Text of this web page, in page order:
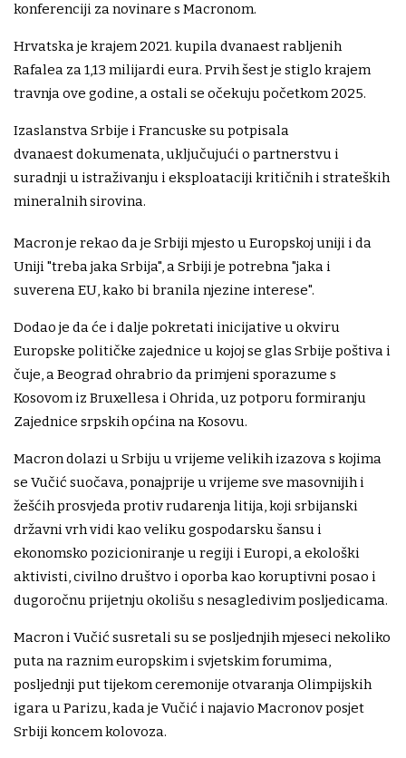
konferenciji za novinare s Macronom.
Hrvatska je krajem 2021. kupila dvanaest rabljenih
Rafalea za 1,13 milijardi eura. Prvih šest je stiglo krajem
travnja ove godine, a ostali se očekuju početkom 2025.
Izaslanstva Srbije i Francuske su potpisala
dvanaest dokumenata, uključujući o partnerstvu i
suradnji u istraživanju i eksploataciji kritičnih i strateških
mineralnih sirovina.
Macron je rekao da je Srbiji mjesto u Europskoj uniji i da
Uniji "treba jaka Srbija", a Srbiji je potrebna "jaka i
suverena EU, kako bi branila njezine interese".
Dodao je da će i dalje pokretati inicijative u okviru
Europske političke zajednice u kojoj se glas Srbije poštiva i
čuje, a Beograd ohrabrio da primjeni sporazume s
Kosovom iz Bruxellesa i Ohrida, uz potporu formiranju
Zajednice srpskih općina na Kosovu.
Macron dolazi u Srbiju u vrijeme velikih izazova s kojima
se Vučić suočava, ponajprije u vrijeme sve masovnijih i
žešćih prosvjeda protiv rudarenja litija, koji srbijanski
državni vrh vidi kao veliku gospodarsku šansu i
ekonomsko pozicioniranje u regiji i Europi, a ekološki
aktivisti, civilno društvo i oporba kao koruptivni posao i
dugoročnu prijetnju okolišu s nesagledivim posljedicama.
Macron i Vučić susretali su se posljednjih mjeseci nekoliko
puta na raznim europskim i svjetskim forumima,
posljednji put tijekom ceremonije otvaranja Olimpijskih
igara u Parizu, kada je Vučić i najavio Macronov posjet
Srbiji koncem kolovoza.